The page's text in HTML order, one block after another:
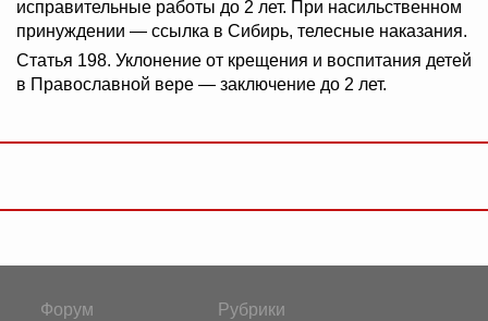
исправительные работы до 2 лет. При насильственном
принуждении — ссылка в Сибирь, телесные наказания.
Статья 198. Уклонение от крещения и воспитания детей
в Православной вере — заключение до 2 лет.
Форум
Рубрики